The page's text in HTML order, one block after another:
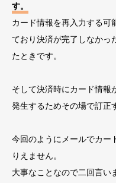
す。
カード情報を再入力する可
ており決済が完了しなかっ
たときです。
そして決済時にカード情報
発生するためその場で訂正
今回のようにメールでカー
りえません。
大事なことなので二回言い